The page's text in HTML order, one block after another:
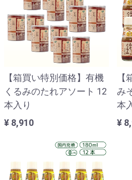
【箱買い特別価格】有機
くるみのたれアソート 12
本入り
¥ 8,910
み
本
¥